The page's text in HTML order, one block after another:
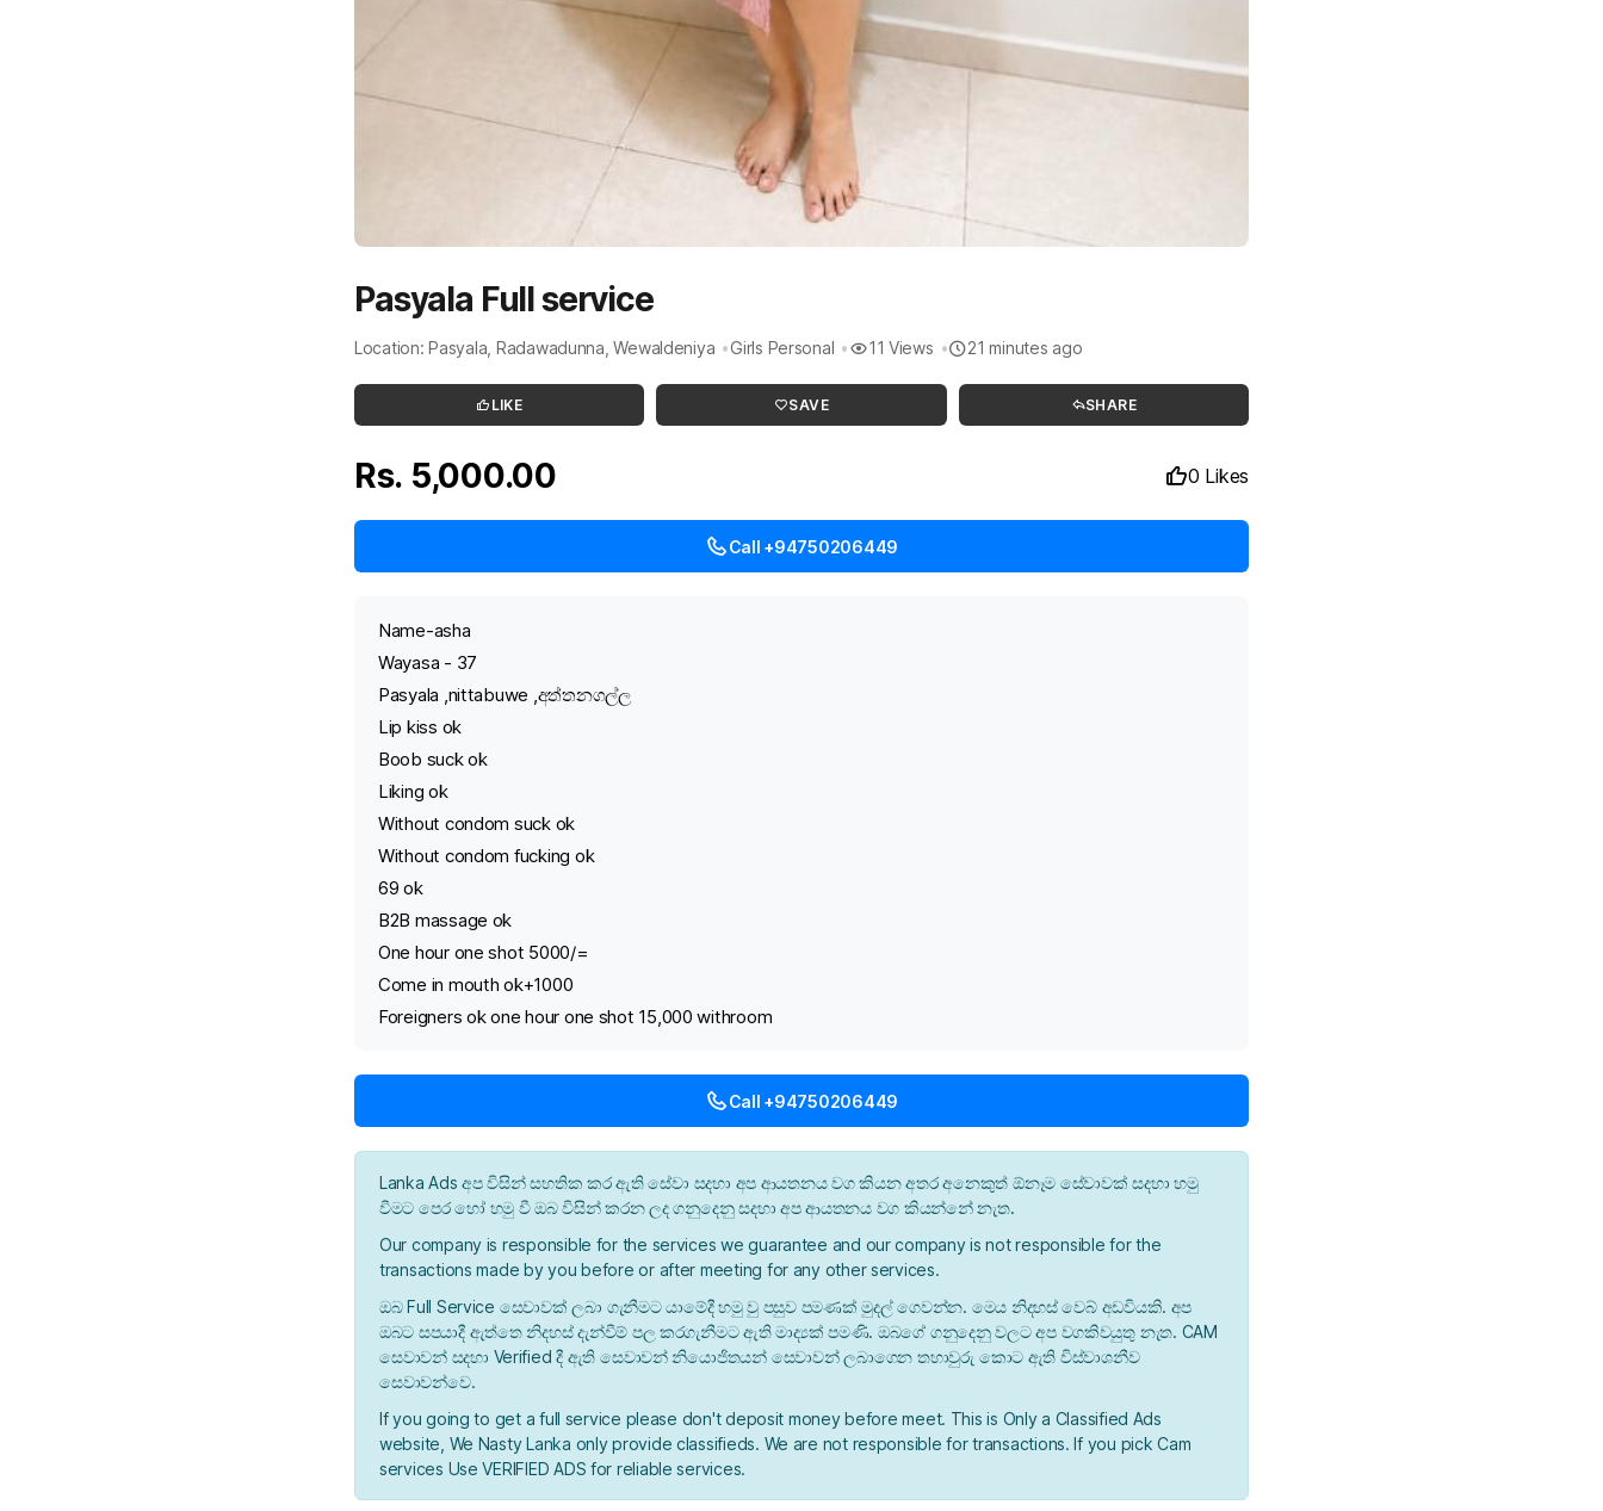
Pasyala Full service
Location: Pasyala, Radawadunna, Wewaldeniya Girls Personal 11 Views 21 minutes ago
LIKE SAVE SHARE
Rs. 5,000.00 0 Likes
Call +94750206449
Name-asha
Wayasa - 37
Pasyala ,nittabuwe ,අත්තනගල්ල
Lip kiss ok
Boob suck ok
Liking ok
Without condom suck ok
Without condom fucking ok
69 ok
B2B massage ok
One hour one shot 5000/=
Come in mouth ok+1000
Foreigners ok one hour one shot 15,000 withroom
Call +94750206449
Lanka Ads අප විසින් සහතික කර ඇති සේවා සදහා අප ආයතනය වග කියන අතර අනෙකුත් ඕනෑම සේවාවක් සදහා හමු
වීමට පෙර හෝ හමු වී ඔබ විසින් කරන ලද ගනුදෙනු සදහා අප ආයතනය වග කියන්නේ නැත.
Our company is responsible for the services we guarantee and our company is not responsible for the
transactions made by you before or after meeting for any other services.
ඔබ Full Service සෙවාවක් ලබා ගැනීමට යාමේදී හමු වු පසුව පමණක් මුදල් ගෙවන්න. මෙය නිදහස් වෙබ් අඩවියකි. අප
ඔබට සපයාදී ඇත්තෙ නිදහස් දැන්වීම් පල කරගැනීමට ඇති මාද්‍යක් පමණි. ඔබගේ ගනුදෙනු වලට අප වගකිවයුතු නැත. CAM
සෙවාවන් සදහා Verified දී ඇති සෙවාවන් නියොජිතයන් සෙවාවන් ලබාගෙන තහාවුරු කොට ඇති විස්වාශනීව
සෙවාවන්වෙ.
If you going to get a full service please don't deposit money before meet. This is Only a Classified Ads
website, We Nasty Lanka only provide classifieds. We are not responsible for transactions. If you pick Cam
services Use VERIFIED ADS for reliable services.